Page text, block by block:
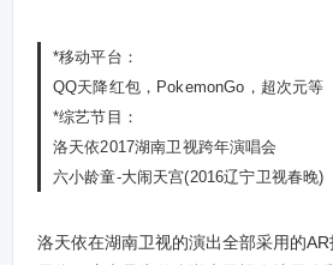
*移动平台：
QQ天降红包，PokemonGo，超次元等
*综艺节目：
洛天依2017湖南卫视跨年演唱会
六小龄童-大闹天宫(2016辽宁卫视春晚)
洛天依在湖南卫视的演出全部采用的